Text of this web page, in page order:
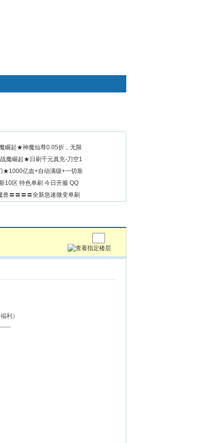
魔崛起★神魔仙尊0.05折，无限
战魔崛起★日刷千元真充-刀空1
★1000亿血+自动满级+一切靠
新10区 特色单刷 今日开服 QQ
兽〓〓〓〓全新急速微变单刷
利）